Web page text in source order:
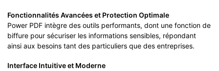
Fonctionnalités Avancées et Protection Optimale
Power PDF intègre des outils performants, dont une fonction de
biffure pour sécuriser les informations sensibles, répondant
ainsi aux besoins tant des particuliers que des entreprises.
Interface Intuitive et Moderne